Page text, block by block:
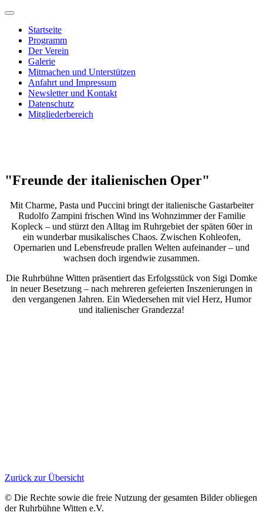
Startseite
Programm
Der Verein
Galerie
Mitmachen und Unterstützen
Anfahrt und Impressum
Newsletter und Kontakt
Datenschutz
Mitgliederbereich
"Freunde der italienischen Oper"
Mit Charme, Pasta und Puccini bringt der italienische Gastarbeiter
Rudolfo Zampini frischen Wind ins Wohnzimmer der Familie
Kopleck – und stürzt den Alltag im Ruhrgebiet der späten 60er in
ein wunderbar musikalisches Chaos. Zwischen Kohleofen,
Opernarien und Lebensfreude prallen Welten aufeinander – und
wachsen doch irgendwie zusammen.
Die Ruhrbühne Witten präsentiert das Erfolgsstück von Sigi Domke
in neuer Besetzung – nach mehreren gefeierten Inszenierungen in
den vergangenen Jahren. Ein Wiedersehen mit viel Herz, Humor
und italienischer Grandezza!
Zurück zur Übersicht
© Die Rechte sowie die freie Nutzung der gesamten Bilder obliegen
der Ruhrbühne Witten e.V.